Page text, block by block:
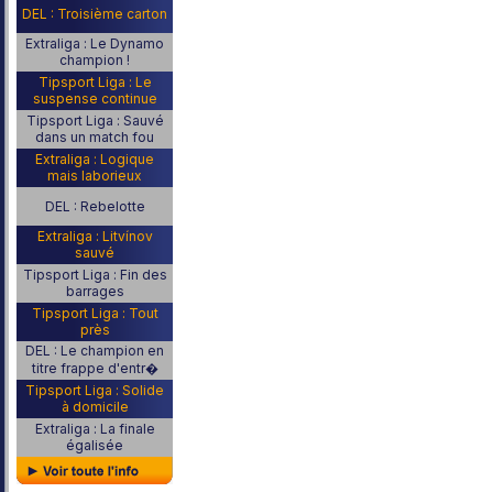
DEL : Troisième carton
Extraliga : Le Dynamo
champion !
Tipsport Liga : Le
suspense continue
Tipsport Liga : Sauvé
dans un match fou
Extraliga : Logique
mais laborieux
DEL : Rebelotte
Extraliga : Litvínov
sauvé
Tipsport Liga : Fin des
barrages
Tipsport Liga : Tout
près
DEL : Le champion en
titre frappe d'entr�
Tipsport Liga : Solide
à domicile
Extraliga : La finale
égalisée